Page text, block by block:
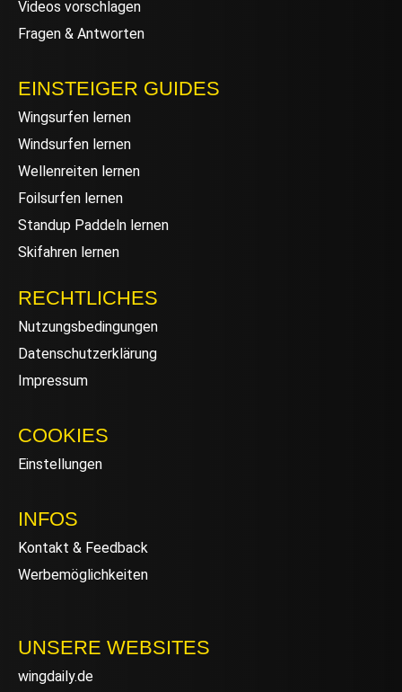
Videos vorschlagen
Fragen & Antworten
EINSTEIGER GUIDES
Wingsurfen lernen
Windsurfen lernen
Wellenreiten lernen
Foilsurfen lernen
Standup Paddeln lernen
Skifahren lernen
RECHTLICHES
Nutzungsbedingungen
Datenschutzerklärung
Impressum
COOKIES
Einstellungen
INFOS
Kontakt & Feedback
Werbemöglichkeiten
UNSERE WEBSITES
wingdaily.de